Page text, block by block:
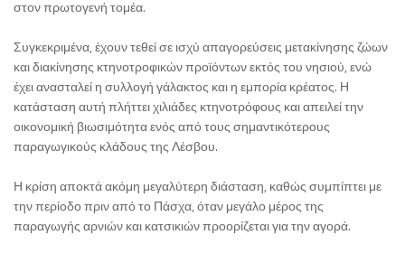
στον πρωτογενή τομέα.
Συγκεκριμένα, έχουν τεθεί σε ισχύ απαγορεύσεις μετακίνησης ζώων
και διακίνησης κτηνοτροφικών προϊόντων εκτός του νησιού, ενώ
έχει ανασταλεί η συλλογή γάλακτος και η εμπορία κρέατος. Η
κατάσταση αυτή πλήττει χιλιάδες κτηνοτρόφους και απειλεί την
οικονομική βιωσιμότητα ενός από τους σημαντικότερους
παραγωγικούς κλάδους της Λέσβου.
Η κρίση αποκτά ακόμη μεγαλύτερη διάσταση, καθώς συμπίπτει με
την περίοδο πριν από το Πάσχα, όταν μεγάλο μέρος της
παραγωγής αρνιών και κατσικιών προορίζεται για την αγορά.